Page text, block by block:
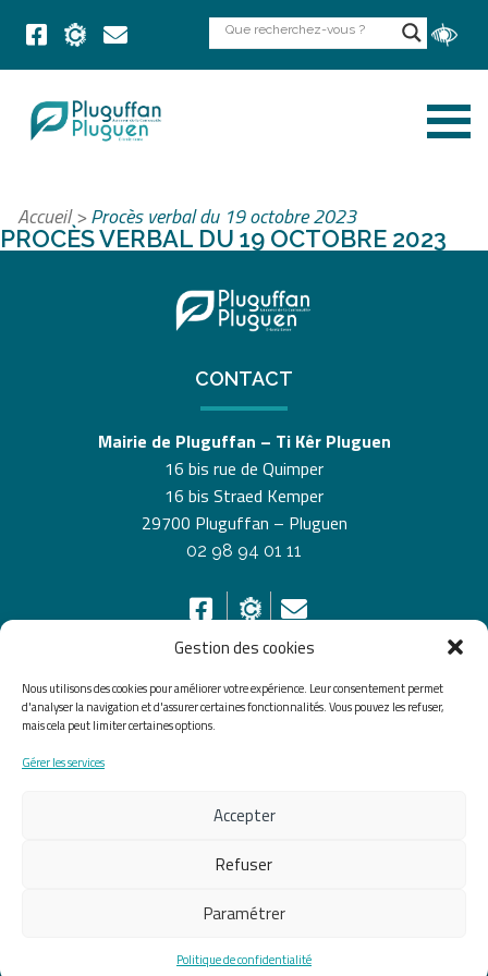
Gestion des cookies
Nous utilisons des cookies pour améliorer votre expérience. Leur consentement permet
d'analyser la navigation et d'assurer certaines fonctionnalités. Vous pouvez les refuser,
mais cela peut limiter certaines options.
Gérer les services
Accepter
Refuser
Paramétrer
Politique de confidentialité
Accueil>Procès verbal du 19 octobre 2023
PROCÈS VERBAL DU 19 OCTOBRE 2023
CONTACT
Mairie de Pluguffan – Ti Kêr Pluguen
16 bis rue de Quimper
16 bis Straed Kemper
29700 Pluguffan – Pluguen
02 98 94 01 11
HORAIRES D’OUVERTURE
Du lundi au vendredi de 8h30 à 12h30 et de 13h30 à
Accessibilité
Confidentialité